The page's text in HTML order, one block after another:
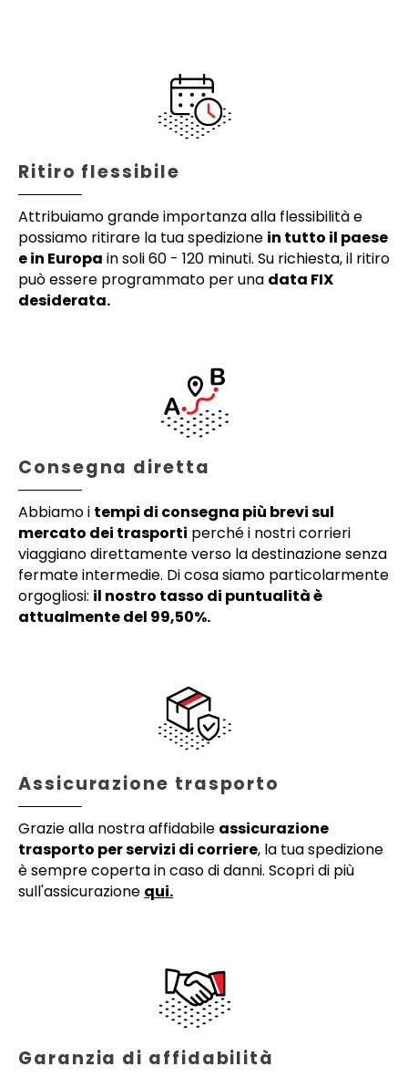
Ritiro flessibile
Attribuiamo grande importanza alla flessibilità e
possiamo ritirare la tua spedizione in tutto il paese
e in Europa in soli 60 - 120 minuti. Su richiesta, il ritiro
può essere programmato per una data FIX
desiderata.
Consegna diretta
Abbiamo i tempi di consegna più brevi sul
mercato dei trasporti perché i nostri corrieri
viaggiano direttamente verso la destinazione senza
fermate intermedie. Di cosa siamo particolarmente
orgogliosi: il nostro tasso di puntualità è
attualmente del 99,50%.
Assicurazione trasporto
Grazie alla nostra affidabile assicurazione
trasporto per servizi di corriere, la tua spedizione
è sempre coperta in caso di danni. Scopri di più
sull'assicurazione qui.
Garanzia di affidabilità